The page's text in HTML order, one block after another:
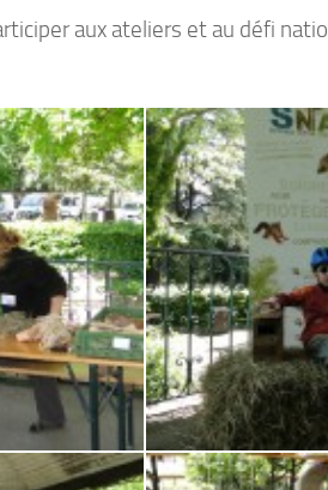
aux ateliers et au défi